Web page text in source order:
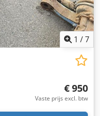
1 /7
€ 950
Vaste prijs excl. btw